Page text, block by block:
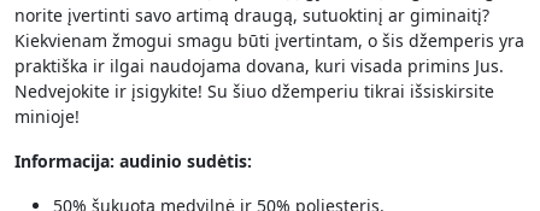
norite įvertinti savo artimą draugą, sutuoktinį ar giminaitį?
Kiekvienam žmogui smagu būti įvertintam, o šis džemperis yra
praktiška ir ilgai naudojama dovana, kuri visada primins Jus.
Nedvejokite ir įsigykite! Su šiuo džemperiu tikrai išsiskirsite
minioje!
Informacija: audinio sudėtis:
50% šukuota medvilnė ir 50% poliesteris.